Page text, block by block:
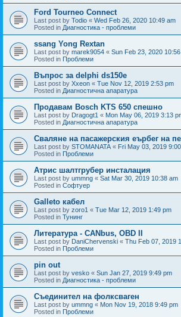
Ford Tourneo Connect
Last post by Todio « Wed Feb 26, 2020 10:49 am
Posted in Диагностика - проблеми
ssang Yong Rextan
Last post by marek9054 « Sun Feb 23, 2020
Posted in Проблеми
Въпрос за delphi ds150e
Last post by Xxeon « Tue Nov 12, 2019 2:53 pm
Posted in Диагностична апаратура
Продавам Bosch KTS 650 спешно
Last post by Dragogt1 « Mon May 06, 2019 3:13
Posted in Диагностична апаратура
Сваляне на пасажерския еърбег на
Last post by STOMANATA « Fri May 03, 2019
Posted in Проблеми
Атрис шалтгрубер инсталация
Last post by ummng « Sat Mar 30, 2019 10:38 am
Posted in Софтуер
Galleto кабел
Last post by zoro1 « Tue Mar 12, 2019 1:49 pm
Posted in Тунинг
Литература - CANbus, OBD II
Last post by DaniChervenski « Thu Feb 07, 2019
Posted in Проблеми
pin out
Last post by vesko « Sun Jan 27, 2019 9:49 pm
Posted in Диагностика - проблеми
Съединител на фолксваген
Last post by ummng « Mon Nov 19, 2018 9:49 pm
Posted in Проблеми